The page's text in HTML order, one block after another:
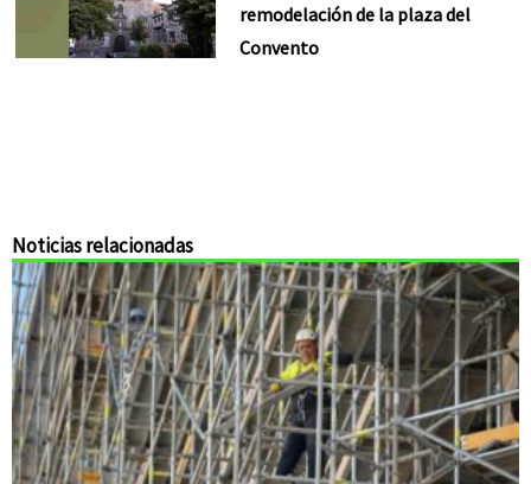
remodelación de la plaza del
Convento
Noticias relacionadas